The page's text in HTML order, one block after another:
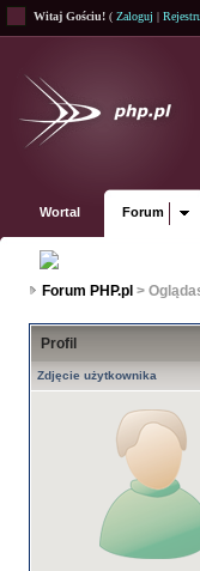
Witaj Gościu! ( Zaloguj |
Wortal Forum
Forum PHP.pl >
Profil
Zdjęcie użytkownika